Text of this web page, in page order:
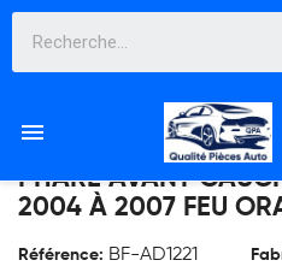

PHARE AVANT
2004 À 2007 FEU
Référence: BF-AD1221